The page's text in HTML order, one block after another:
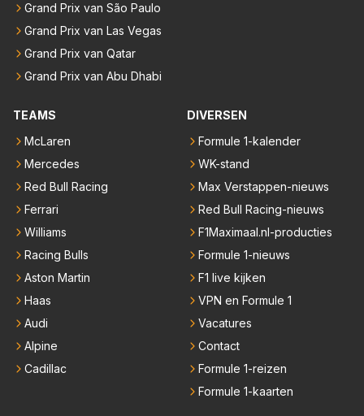
Grand Prix van São Paulo
Grand Prix van Las Vegas
Grand Prix van Qatar
Grand Prix van Abu Dhabi
TEAMS
McLaren
Mercedes
Red Bull Racing
Ferrari
Williams
Racing Bulls
Aston Martin
Haas
Audi
Alpine
Cadillac
DIVERSEN
Formule 1-kalender
WK-stand
Max Verstappen-nieuws
Red Bull Racing-nieuws
F1Maximaal.nl-producties
Formule 1-nieuws
F1 live kijken
VPN en Formule 1
Vacatures
Contact
Formule 1-reizen
Formule 1-kaarten